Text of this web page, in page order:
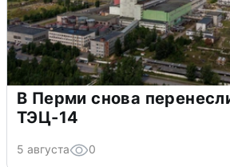
В Перми снова
ТЭЦ-14
5 августа 0